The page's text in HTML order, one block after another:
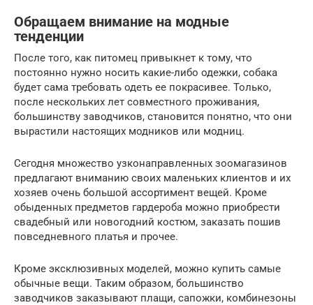
Обращаем внимание на модные
тенденции
После того, как питомец привыкнет к тому, что
постоянно нужно носить какие-либо одежки, собака
будет сама требовать одеть ее покрасивее. Только,
после нескольких лет совместного проживания,
большинству заводчиков, становится понятно, что они
вырастили настоящих модников или модниц.
Сегодня множество узконаправленных зоомагазинов
предлагают вниманию своих маленьких клиентов и их
хозяев очень большой ассортимент вещей. Кроме
обыденных предметов гардероба можно приобрести
свадебный или новогодний костюм, заказать пошив
повседневного платья и прочее.
Кроме эксклюзивных моделей, можно купить самые
обычные вещи. Таким образом, большинство
заводчиков заказывают плащи, сапожки, комбинезоны